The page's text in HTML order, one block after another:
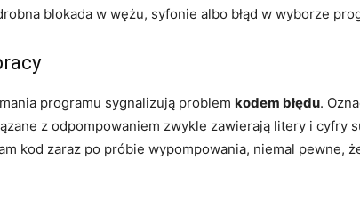
blokada w wężu, syfonie albo błąd w wyborze
programu sygnalizują problem kodem błędu.
z odpompowaniem zwykle zawierają litery i cyfry
kod zaraz po próbie wypompowania, niemal pewne,